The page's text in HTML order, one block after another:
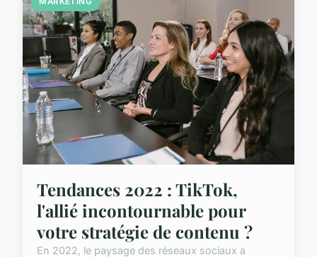
Tendances 2022 : TikTok,
l'allié incontournable pour
votre stratégie de contenu ?
En 2022, le paysage des réseaux sociaux a